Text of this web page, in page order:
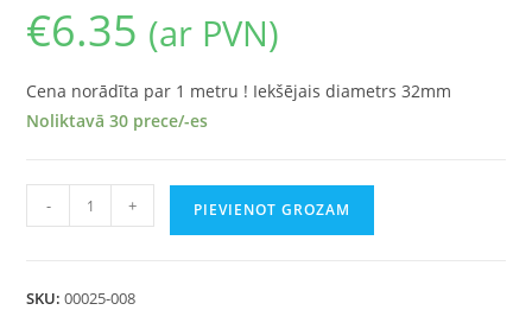
€6.35 (ar PVN)
Cena norādīta par 1 metru ! Iekšējais diametrs 32mm
Noliktavā 30 prece/-es
- + PIEVIENOT GROZAM
SKU:00025-008